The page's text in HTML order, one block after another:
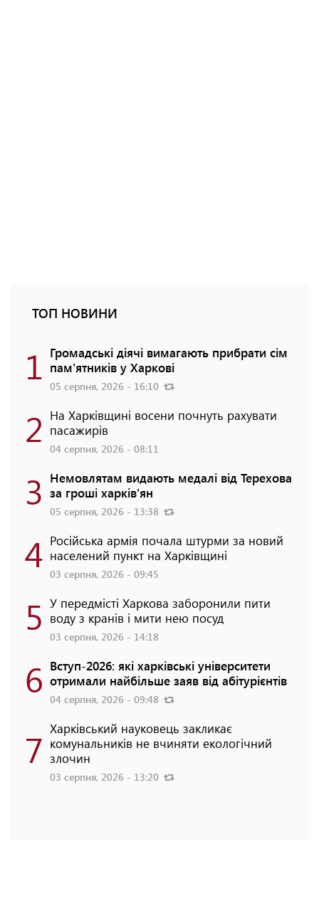
ТОП НОВИНИ
1 Громадські діячі вимагають прибрати сім
пам'ятників у Харкові
05 серпня, 2026 - 16:10
2 На Харківщині восени почнуть рахувати
пасажирів
04 серпня, 2026 - 08:11
3 Немовлятам видають медалі від Терехова
за гроші харків'ян
05 серпня, 2026 - 13:38
4 Російська армія почала штурми за новий
населений пункт на Харківщині
03 серпня, 2026 - 09:45
5 У передмісті Харкова заборонили пити
воду з кранів і мити нею посуд
03 серпня, 2026 - 14:18
6 Вступ-2026: які харківські університети
отримали найбільше заяв від абітурієнтів
04 серпня, 2026 - 09:48
7 Харківський науковець закликає
комунальників не вчиняти екологічний
злочин
03 серпня, 2026 - 13:20